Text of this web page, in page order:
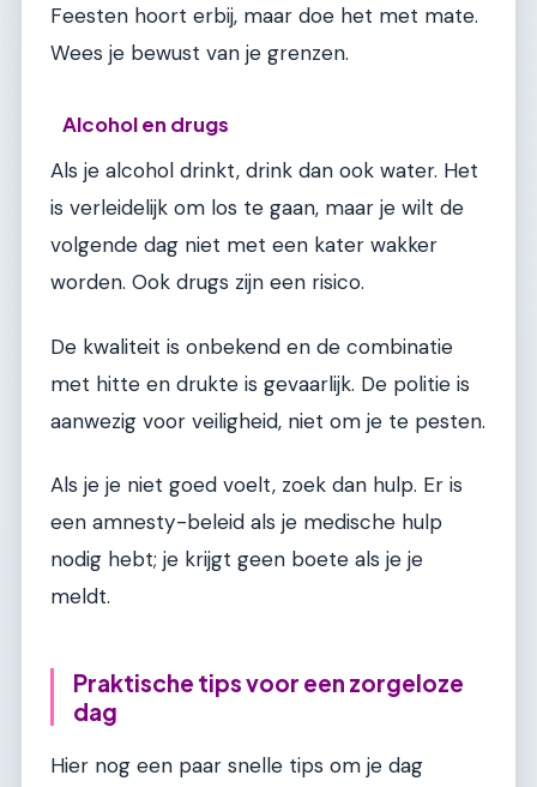
Feesten hoort erbij, maar doe het met mate.
Wees je bewust van je grenzen.
Alcohol en drugs
Als je alcohol drinkt, drink dan ook water. Het
is verleidelijk om los te gaan, maar je wilt de
volgende dag niet met een kater wakker
worden. Ook drugs zijn een risico.
De kwaliteit is onbekend en de combinatie
met hitte en drukte is gevaarlijk. De politie is
aanwezig voor veiligheid, niet om je te pesten.
Als je je niet goed voelt, zoek dan hulp. Er is
een amnesty-beleid als je medische hulp
nodig hebt; je krijgt geen boete als je je
meldt.
Praktische tips voor een zorgeloze
dag
Hier nog een paar snelle tips om je dag